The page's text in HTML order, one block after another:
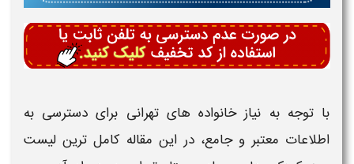
با توجه به نیاز خانواده هایتهرانی برای دسترسی به
اطلاعات معتبر و جامع، در این مقاله کامل ترین لیست